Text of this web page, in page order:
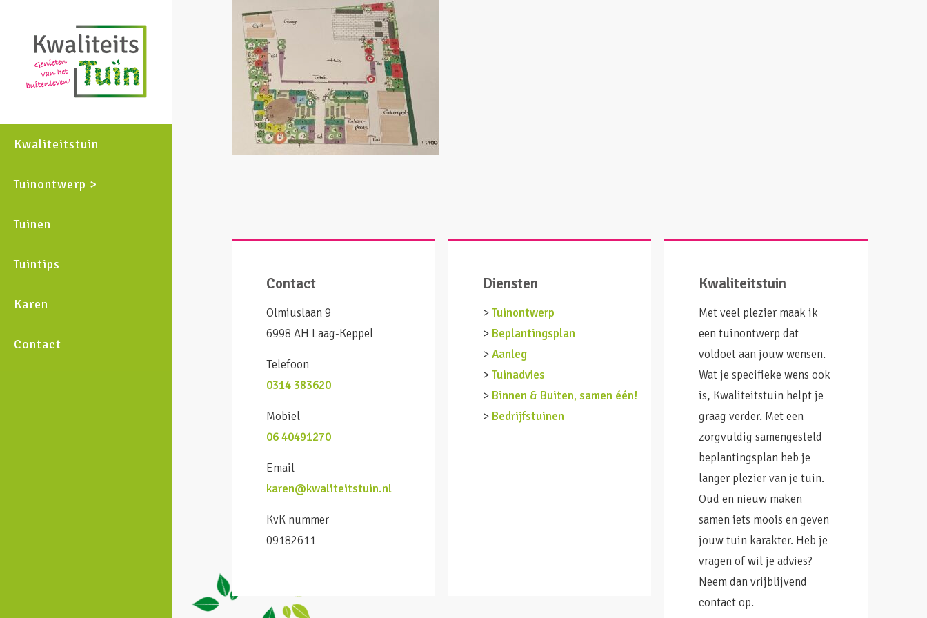
Kwaliteitstuin
Tuinontwerp >
Tuinen
Tuintips
Karen
Contact
Contact
Olmiuslaan 9
6998 AH Laag-Keppel
Telefoon
0314 383620
Mobiel
06 40491270
Email
karen@kwaliteitstuin.nl
KvK nummer
09182611
Diensten
>Tuinontwerp
> Beplantingsplan
>Aanleg
>Tuinadvies
> Binnen & Buiten, samen één!
> Bedrijfstuinen
Kwaliteitstuin
Met veel plezier maak ik
een tuinontwerp dat
voldoet aan jouw wensen.
Wat je specifieke wens ook
is, Kwaliteitstuin helpt je
graag verder. Met een
zorgvuldig samengesteld
beplantingsplan heb je
langer plezier van je tuin.
Oud en nieuw maken
samen iets moois en geven
jouw tuin karakter. Heb je
vragen of wil je advies?
Neem dan vrijblijvend
contact op.